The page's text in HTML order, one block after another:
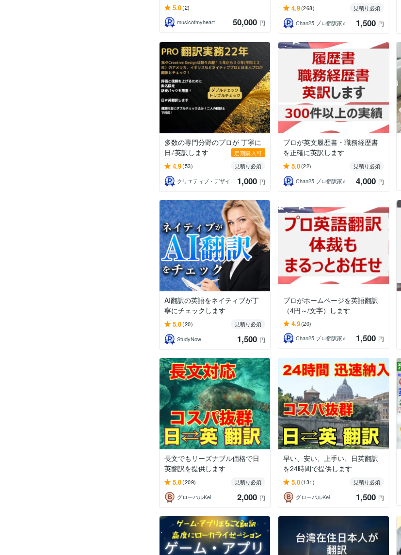
5.0(2)
musicofmyheart
50,000 円
4.9(268)
見積り必須
Chan25 プロ翻訳家⭐️
1,500 円
多数の専門分野のプロが 丁寧に
日⇄英訳します
定期購入可
4.9(53)
見積り必須
クリエティブ・デザイン｜歴22年 1,000 円
プロが英文履歴書・職務経歴書
を正確に英訳します
5.0(22)
見積り必須
Chan25 プロ翻訳家⭐️
4,000 円
AI翻訳の英語をネイティブが丁
寧にチェックします
5.0(20)
見積り必須
StudyNow
1,500 円
プロがホームページを英語翻訳
（4円～/文字）します
4.9(20)
Chan25 プロ翻訳家⭐️
1,500 円
長文でもリーズナブル価格で日
英翻訳を提供します
5.0(209)
見積り必須
グローバルKei
2,000 円
早い、安い、上手い、日英翻訳
を24時間で提供します
5.0(131)
見積り必須
グローバルKei
1,500 円